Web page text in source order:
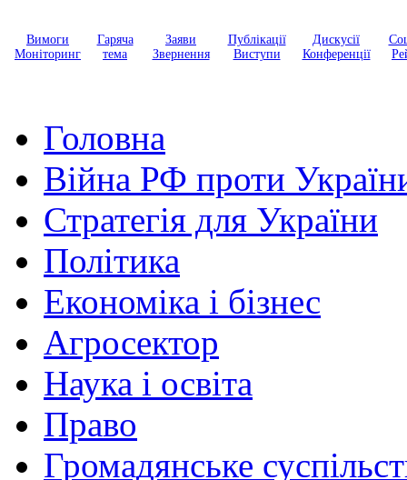
Вимоги
Моніторинг
Гаряча
тема
Заяви
Звернення
Публікації
Виступи
Дискусії
Конференції
Головна
Війна РФ проти
Стратегія для України
Політика
Економіка і бізнес
Агросектор
Наука і освіта
Право
Громадянське